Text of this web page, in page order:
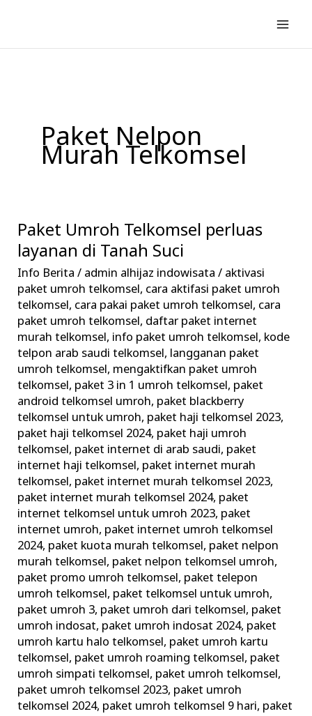
konten
Paket Nelpon
Murah Telkomsel
Paket Umroh Telkomsel perluas
layanan di Tanah Suci
Info Berita / admin alhijaz indowisata/ aktivasi
paket umroh telkomsel, cara aktifasi paket umroh
telkomsel, cara pakai paket umroh telkomsel, cara
paket umroh telkomsel, daftar paket internet
murah telkomsel, info paket umroh telkomsel, kode
telpon arab saudi telkomsel, langganan paket
umroh telkomsel, mengaktifkan paket umroh
telkomsel, paket 3 in 1 umroh telkomsel, paket
android telkomsel umroh, paket blackberry
telkomsel untuk umroh, paket haji telkomsel 2023,
paket haji telkomsel 2024, paket haji umroh
telkomsel, paket internet di arab saudi, paket
internet haji telkomsel, paket internet murah
telkomsel, paket internet murah telkomsel 2023,
paket internet murah telkomsel 2024, paket
internet telkomsel untuk umroh 2023, paket
internet umroh, paket internet umroh telkomsel
2024, paket kuota murah telkomsel, paket nelpon
murah telkomsel, paket nelpon telkomsel umroh,
paket promo umroh telkomsel, paket telepon
umroh telkomsel, paket telkomsel untuk umroh,
paket umroh 3, paket umroh dari telkomsel, paket
umroh indosat, paket umroh indosat 2024, paket
umroh kartu halo telkomsel, paket umroh kartu
telkomsel, paket umroh roaming telkomsel, paket
umroh simpati telkomsel, paket umroh telkomsel,
paket umroh telkomsel 2023, paket umroh
telkomsel 2024, paket umroh telkomsel 9 hari, paket
Paket
Umroh
Telkomsel
perluas
layanan
di
Tanah
Suci